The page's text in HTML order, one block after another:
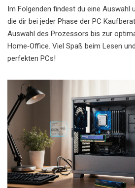
Im Folgenden findest du eine Auswahl
die dir bei jeder Phase der PC
Auswahl des Prozessors bis zur
Home‑Office. Viel Spaß beim Lesen
perfekten PCs!